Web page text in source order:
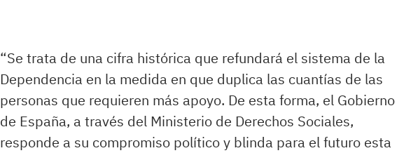
“Se trata de una cifra histórica que refundará el sistema de la
Dependencia en la medida en que duplica las cuantías de las
personas que requieren más apoyo. De esta forma, el Gobierno
de España, a través del Ministerio de Derechos Sociales,
responde a su compromiso político y blinda para el futuro esta